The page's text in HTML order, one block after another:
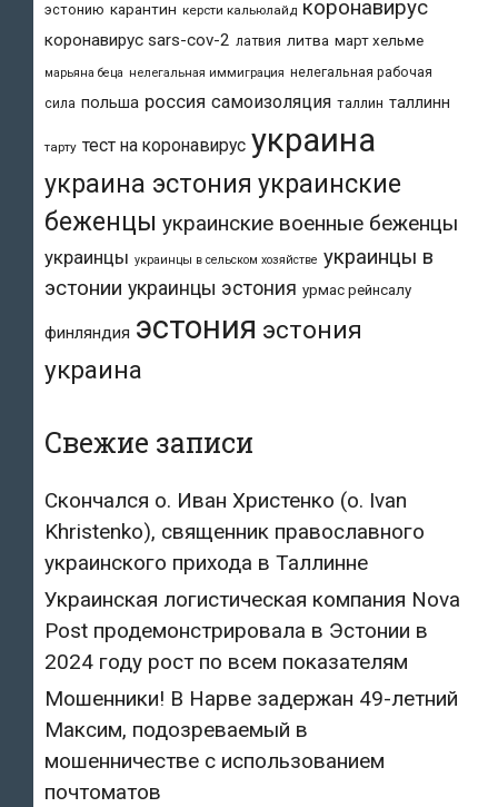
эстонию карантин керсти кальюлайд коронавирус
коронавирус sars-cov-2 латвия литва март хельме
марьяна беца нелегальная иммиграция нелегальная рабочая
сила польша россия самоизоляция таллин таллинн
тарту тест на коронавирус украина
украина эстония украинские
беженцы украинские военные беженцы
украинцы украинцы в сельском хозяйстве украинцы в
эстонии украинцы эстония урмас рейнсалу
финляндия эстония эстония
украина
Свежие записи
Скончался о. Иван Христенко (о. Ivan
Khristenko), священник православного
украинского прихода в Таллинне
Украинская логистическая компания Nova
Post продемонстрировала в Эстонии в
2024 году рост по всем показателям
Мошенники! В Нарве задержан 49-летний
Максим, подозреваемый в
мошенничестве с использованием
почтоматов